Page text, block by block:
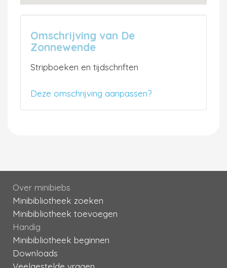
Omschrijving van De
Zonnewende
Stripboeken en tijdschriften
Deze omschrijving aanpassen?
Over minibiebs
Minibibliotheek zoeken
Minibibliotheek toevoegen
Handig
Minibibliotheek beginnen
Downloads